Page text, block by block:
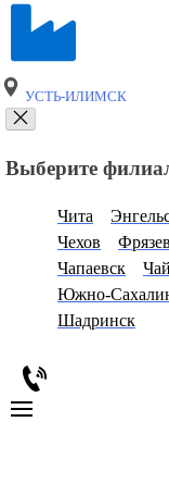
УСТЬ-ИЛИМСК
Выберите
Чита
Чехов
Чапаевск
Южно-
Шадринск